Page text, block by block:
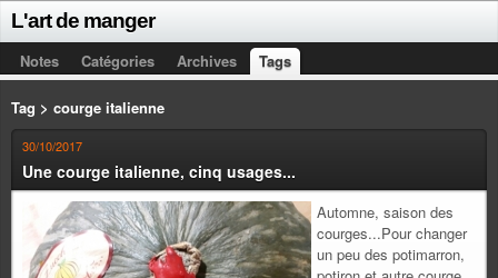
L'art de manger
Notes Catégories Archives Tags
Tag > courge italienne
30/10/2017
Une courge italienne, cinq usages...
Automne, saison des
courges...Pour changer
un peu des potimarron,